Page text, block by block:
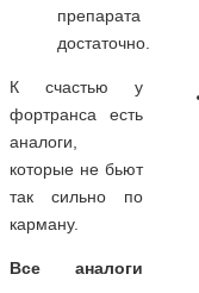
препарата
достаточно.
К счастью у
фортранса есть
аналоги,
которые не бьют
так сильно по
карману.
Все аналоги